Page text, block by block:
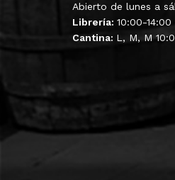
Abierto de lunes a
Librería: 10:00-
Cantina: L, M, M